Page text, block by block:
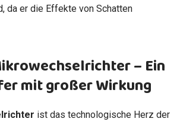
da er die Effekte von Schatten
– Ein
mit großer Wirkung
ist das technologische Herz der